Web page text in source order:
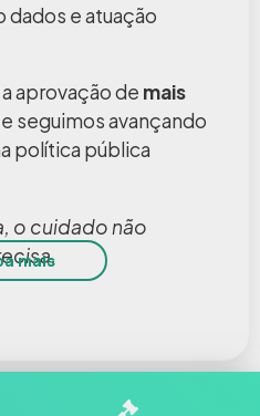
dados e atuação
aprovação de mais
e seguimos avançando
política pública
o cuidado não
mais